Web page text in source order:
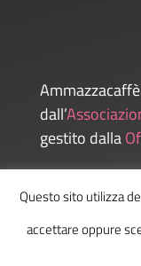
dall’
gestito dalla
Admin
Questo sito utilizza
accettare oppure